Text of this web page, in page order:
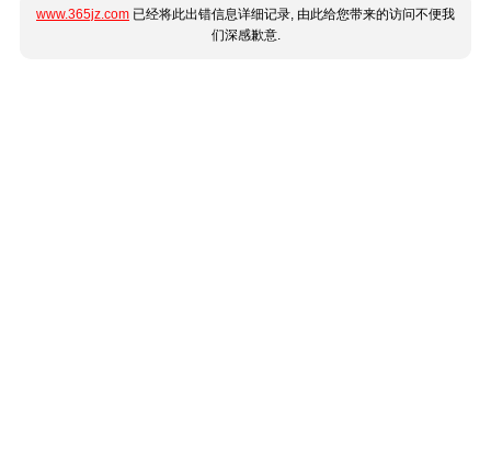
www.365jz.com 已经将此出错信息详细记录, 由此给您带来的访问不便我
们深感歉意.